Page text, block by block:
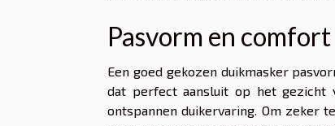
Pasvorm en
Een goed gekozen duikmasker
dat perfect aansluit op het gezicht
ontspannen duikervaring. Om zeker